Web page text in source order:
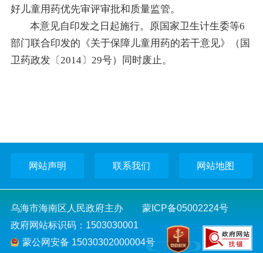
好儿童用药优先审评审批和质量监管。
本意见自印发之日起施行。原国家卫生计生委等6
部门联合印发的《关于保障儿童用药的若干意见》（国
卫药政发〔2014〕29号）同时废止。
网站声明 联系我们 网站地图
乌海市海南区人民政府主办 蒙ICP备05002224号
政府网站标识码：1503030001
蒙公网安备 15030302000004号